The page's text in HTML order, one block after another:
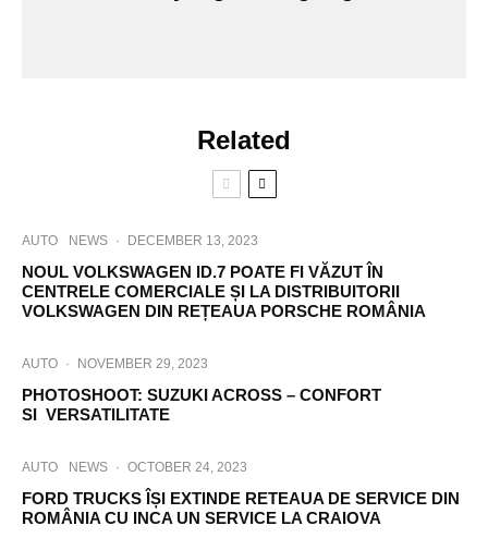
Related
AUTO NEWS · DECEMBER 13, 2023
NOUL VOLKSWAGEN ID.7 POATE FI VĂZUT ÎN
CENTRELE COMERCIALE ȘI LA DISTRIBUITORII
VOLKSWAGEN DIN REȚEAUA PORSCHE ROMÂNIA
AUTO · NOVEMBER 29, 2023
PHOTOSHOOT: SUZUKI ACROSS – CONFORT
SI VERSATILITATE
AUTO NEWS · OCTOBER 24, 2023
FORD TRUCKS ÎȘI EXTINDE RETEAUA DE SERVICE DIN
ROMÂNIA CU INCA UN SERVICE LA CRAIOVA